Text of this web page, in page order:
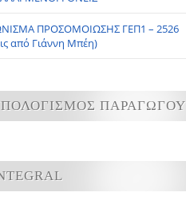
ΠΡΟΣΟΜΟΙΩΣΗΣ ΓΕΠ1 – 2526
από Γιάννη Μπέη)
ΠΑΡΑΓΩΓΟΥ